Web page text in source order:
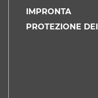
IMPRONTA
PROTEZIONE